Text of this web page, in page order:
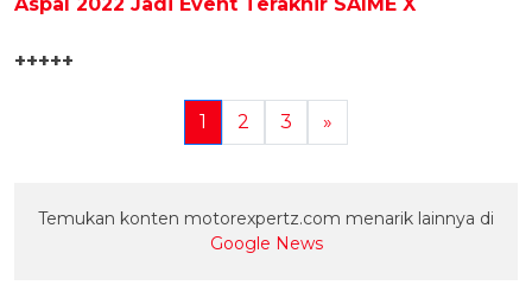
+++++
1 2 3 »
Temukan konten motorexpertz.com menarik lainnya di
Google News